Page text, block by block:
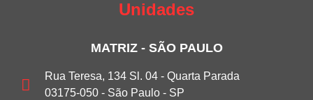
Unidades
MATRIZ - SÃO PAULO
Rua Teresa, 134 Sl. 04 - Quarta Parada
03175-050 - São Paulo - SP